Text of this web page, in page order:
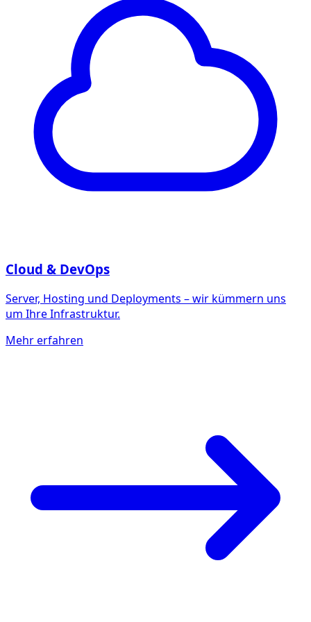
Cloud & DevOps
Server, Hosting und Deployments – wir kümmern uns
um Ihre Infrastruktur.
Mehr erfahren